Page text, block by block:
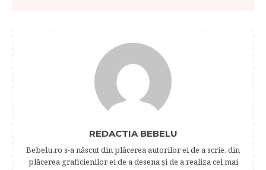
REDACTIA BEBELU
Bebelu.ro s-a născut din plăcerea autorilor ei de a scrie, din
plăcerea graficienilor ei de a desena şi de a realiza cel mai